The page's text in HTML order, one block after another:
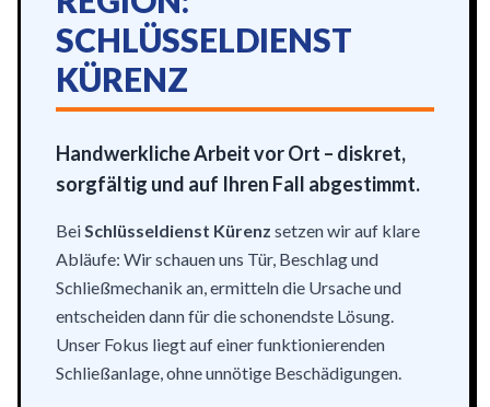
SCHLÜSSELDIENST
KÜRENZ
Handwerkliche Arbeit vor Ort – diskret,
sorgfältig und auf Ihren Fall abgestimmt.
BeiSchlüsseldienst Kürenz setzen wir auf klare
Abläufe: Wir schauen uns Tür, Beschlag und
Schließmechanik an, ermitteln die Ursache und
entscheiden dann für die schonendste Lösung.
Unser Fokus liegt auf einer funktionierenden
Schließanlage, ohne unnötige Beschädigungen.